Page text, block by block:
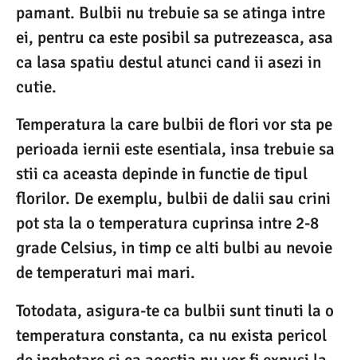
pamant. Bulbii nu trebuie sa se atinga intre
ei, pentru ca este posibil sa putrezeasca, asa
ca lasa spatiu destul atunci cand ii asezi in
cutie.
Temperatura la care bulbii de flori vor sta pe
perioada iernii este esentiala, insa trebuie sa
stii ca aceasta depinde in functie de tipul
florilor. De exemplu, bulbii de dalii sau crini
pot sta la o temperatura cuprinsa intre 2-8
grade Celsius, in timp ce alti bulbi au nevoie
de temperaturi mai mari.
Totodata, asigura-te ca bulbii sunt tinuti la o
temperatura constanta, ca nu exista pericol